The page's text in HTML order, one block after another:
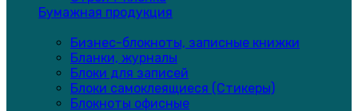
Бумажная продукция
Бизнес-блокноты, записные книжки
Бланки, журналы
Блоки для записей
Блоки самоклеящиеся (Стикеры)
Блокноты офисные